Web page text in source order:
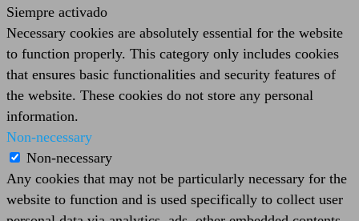
Siempre activado
Necessary cookies are absolutely essential for the website
to function properly. This category only includes cookies
that ensures basic functionalities and security features of
the website. These cookies do not store any personal
information.
Non-necessary
Non-necessary
Any cookies that may not be particularly necessary for the
website to function and is used specifically to collect user